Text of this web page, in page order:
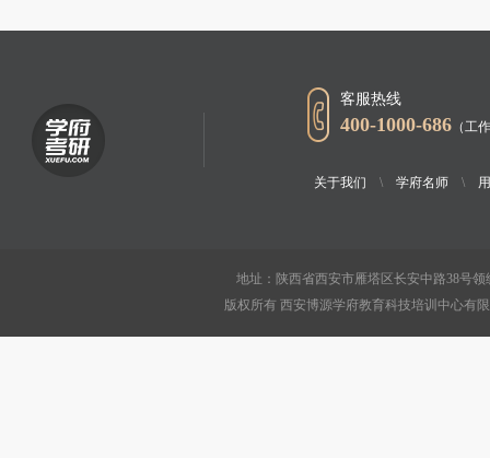
客服热线
400-1000-686 （工
关于我们 \ 学府名师 \
地址：陕西省西安市雁塔区长安中路38号
版权所有 西安博源学府教育科技培训中心有